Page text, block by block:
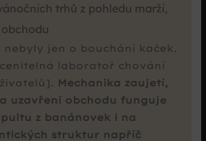
trhů z pohledu marží,
jen o bouchání kaček.
laboratoř chování
Mechanika zaujetí,
uzavření obchodu funguje
z banánovek i na
struktur napříč